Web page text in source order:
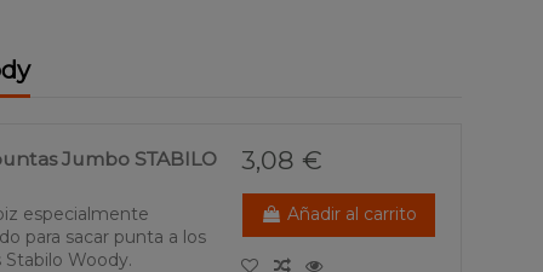
Jumbo STABILO
especialmente
para sacar punta a los
Stabilo Woody.
3,08 €
Añadir al carrito